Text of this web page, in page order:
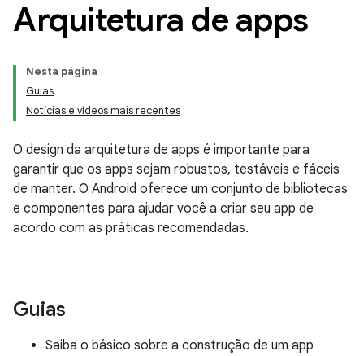
Arquitetura de apps
Nesta página
Guias
Notícias e vídeos mais recentes
O design da arquitetura de apps é importante para
garantir que os apps sejam robustos, testáveis e fáceis
de manter. O Android oferece um conjunto de bibliotecas
e componentes para ajudar você a criar seu app de
acordo com as práticas recomendadas.
Guias
Saiba o básico sobre a construção de um app